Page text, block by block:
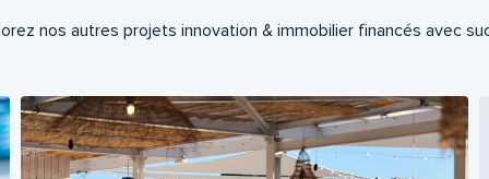
nos autres projets innovation & immobilier financés avec